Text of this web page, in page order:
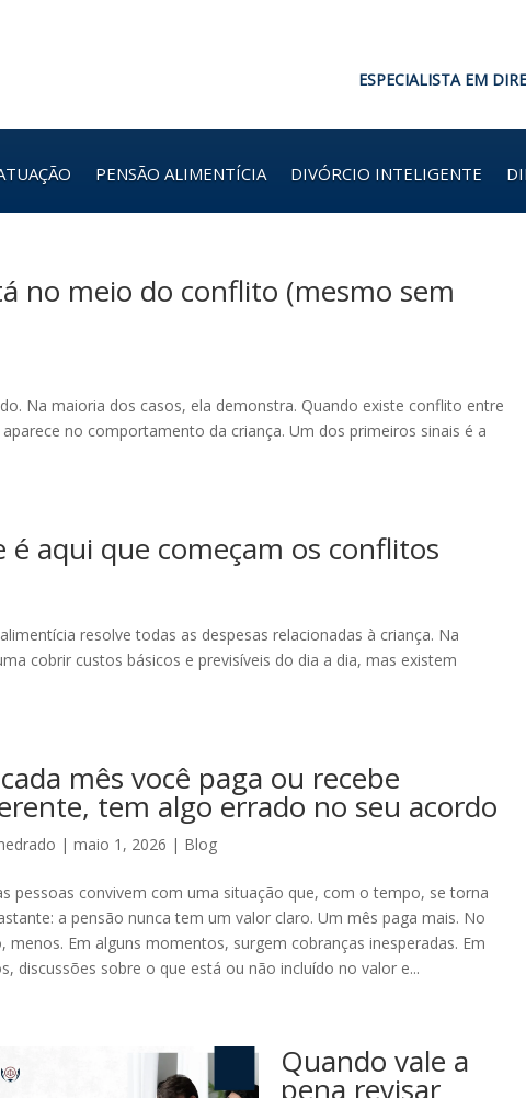
ESPECIALISTA EM
PENSÃO ALIMENTÍCIA DIVÓRCIO INTELIGENTE
no meio do conflito (mesmo sem
Na maioria dos casos, ela demonstra. Quando existe conflito entre
no comportamento da criança. Um dos primeiros sinais é a
aqui que começam os conflitos
resolve todas as despesas relacionadas à criança. Na
cobrir custos básicos e previsíveis do dia a dia, mas existem
mês você paga ou recebe
tem algo errado no seu acordo
|maio 1, 2026 | Blog
pessoas convivem com uma situação que, com o tempo, se torna
a pensão nunca tem um valor claro. Um mês paga mais. No
menos. Em alguns momentos, surgem cobranças inesperadas. Em
discussões sobre o que está ou não incluído no valor e...
Quando vale a
pena revisar